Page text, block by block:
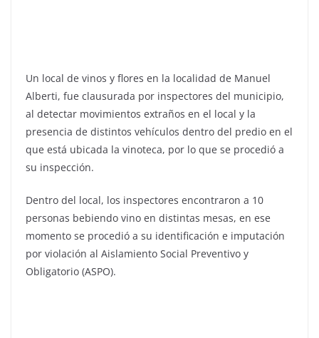
Un local de vinos y flores en la localidad de Manuel
Alberti, fue clausurada por inspectores del municipio,
al detectar movimientos extraños en el local y la
presencia de distintos vehículos dentro del predio en el
que está ubicada la vinoteca, por lo que se procedió a
su inspección.
Dentro del local, los inspectores encontraron a 10
personas bebiendo vino en distintas mesas, en ese
momento se procedió a su identificación e imputación
por violación al Aislamiento Social Preventivo y
Obligatorio (ASPO).